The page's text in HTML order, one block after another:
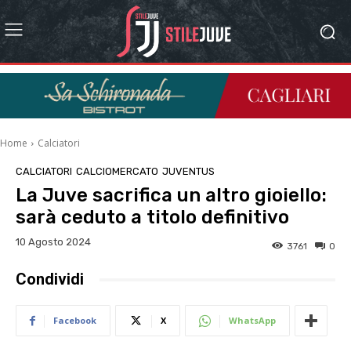
Home Calciatori
CALCIATORI CALCIOMERCATO JUVENTUS
La Juve sacrifica un altro gioiello:
sarà ceduto a titolo definitivo
10 Agosto 2024 0
3761
Condividi
Facebook X WhatsApp